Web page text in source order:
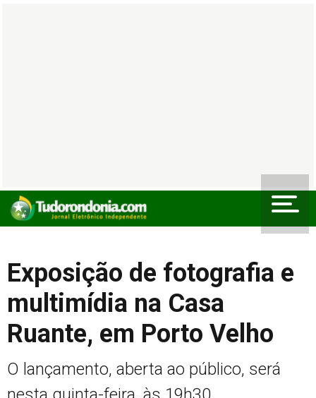
Exposição de fotografia e
multimídia na Casa
Ruante, em Porto Velho
O lançamento, aberta ao público, será